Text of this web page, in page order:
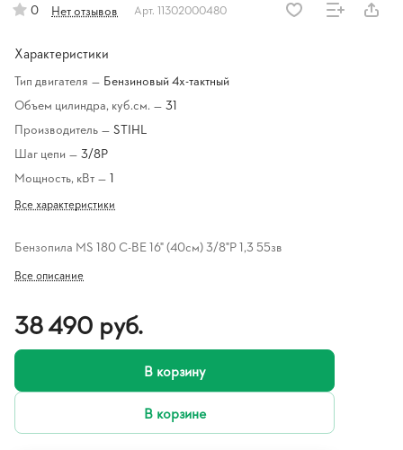
0 Нет отзывов Арт. 11302000480
Характеристики
Тип двигателя — Бензиновый 4х-тактный
Объем цилиндра, куб.см. — 31
Производитель — STIHL
Шаг цепи — 3/8Р
Мощность, кВт — 1
Все характеристики
Бензопила MS 180 C-BE 16" (40см) 3/8"P 1,3 55зв
Все описание
38 490 руб.
В корзину
В корзине